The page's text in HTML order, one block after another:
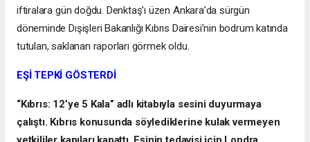
iftiralara gün doğdu. Denktaş’ı üzen Ankara’da sürgün
döneminde Dışişleri Bakanlığı Kıbrıs Dairesi’nin bodrum katında
tutulan, saklanan raporları görmek oldu.
EŞİ TEPKİ GÖSTERDİ
“Kıbrıs: 12’ye 5 Kala” adlı kitabıyla sesini duyurmaya
çalıştı. Kıbrıs konusunda söylediklerine kulak vermeyen